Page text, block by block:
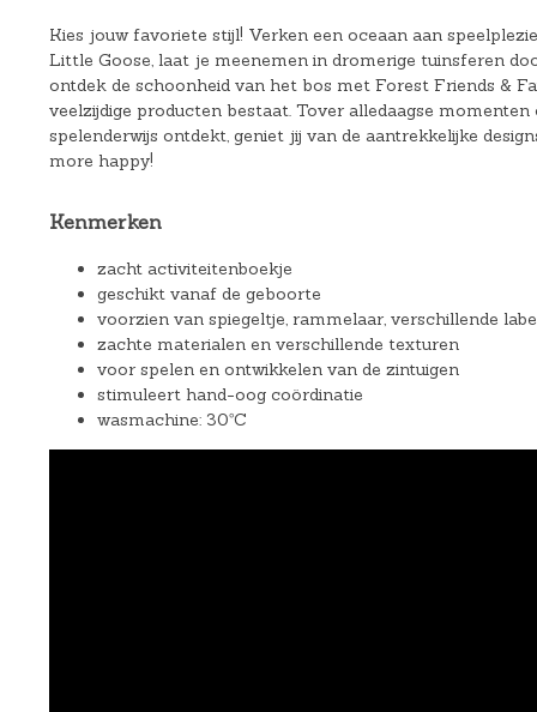
Kies jouw favoriete stijl! Verken een oceaan aan
Little Goose, laat je meenemen in dromerige tuinsferen
ontdek de schoonheid van het bos met Forest Friends &
veelzijdige producten bestaat. Tover alledaagse
spelenderwijs ontdekt, geniet jij van de aantrekkelijke
more happy!
Kenmerken
zacht activiteitenboekje
geschikt vanaf de geboorte
voorzien van spiegeltje, rammelaar, verschillende
zachte materialen en verschillende texturen
voor spelen en ontwikkelen van de zintuigen
stimuleert hand-oog coördinatie
wasmachine: 30ºC